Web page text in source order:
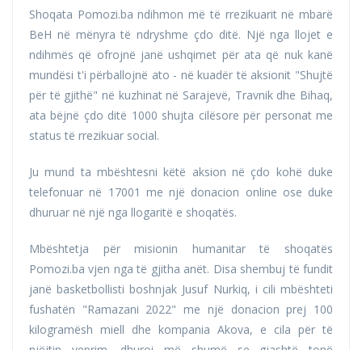
Shoqata Pomozi.ba ndihmon më të rrezikuarit në mbarë
BeH në mënyra të ndryshme çdo ditë. Një nga llojet e
ndihmës që ofrojnë janë ushqimet për ata që nuk kanë
mundësi t'i përballojnë ato - në kuadër të aksionit "Shujtë
për të gjithë" në kuzhinat në Sarajevë, Travnik dhe Bihaq,
ata bëjnë çdo ditë 1000 shujta cilësore për personat me
status të rrezikuar social.
Ju mund ta mbështesni këtë aksion në çdo kohë duke
telefonuar në 17001 me një donacion online ose duke
dhuruar në një nga llogaritë e shoqatës.
Mbështetja për misionin humanitar të shoqatës
Pomozi.ba vjen nga të gjitha anët. Disa shembuj të fundit
janë basketbollisti boshnjak Jusuf Nurkiq, i cili mbështeti
fushatën "Ramazani 2022" me një donacion prej 100
kilogramësh miell dhe kompania Akova, e cila për të